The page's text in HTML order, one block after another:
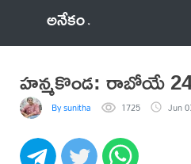
అనేకం
హన్మకొండ: రాబోయే 24
By sunitha 1725 Jun